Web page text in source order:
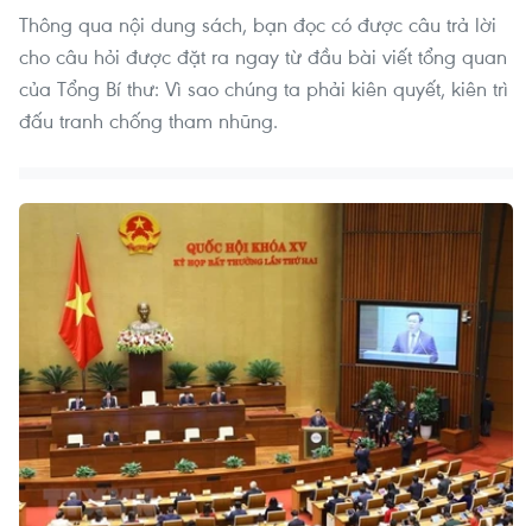
Thông qua nội dung sách, bạn đọc có được câu trả lời
cho câu hỏi được đặt ra ngay từ đầu bài viết tổng quan
của Tổng Bí thư: Vì sao chúng ta phải kiên quyết, kiên trì
đấu tranh chống tham nhũng.